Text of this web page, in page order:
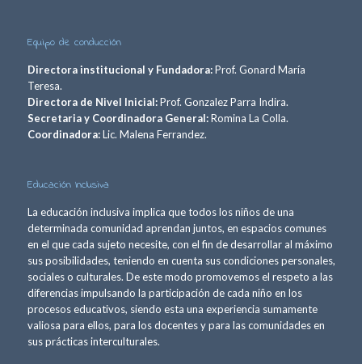
Equipo de conducción
Directora institucional y Fundadora:Prof. Gonard María
Teresa.
Directora de Nivel Inicial:Prof. Gonzalez Parra Indira.
Secretaria y Coordinadora General:Romina La Colla.
Coordinadora:Lic. Malena Ferrandez.
Educación Inclusiva
La educación inclusiva implica que todos los niños de una
determinada comunidad aprendan juntos, en espacios comunes
en el que cada sujeto necesite, con el fin de desarrollar al máximo
sus posibilidades, teniendo en cuenta sus condiciones personales,
sociales o culturales. De este modo promovemos el respeto a las
diferencias impulsando la participación de cada niño en los
procesos educativos, siendo esta una experiencia sumamente
valiosa para ellos, para los docentes y para las comunidades en
sus prácticas interculturales.